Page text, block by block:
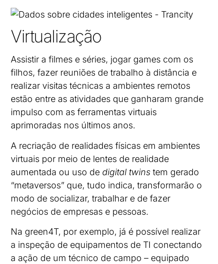
Virtualização
Assistir a filmes e séries, jogar games com os
filhos, fazer reuniões de trabalho à distância e
realizar visitas técnicas a ambientes remotos
estão entre as atividades que ganharam grande
impulso com as ferramentas virtuais
aprimoradas nos últimos anos.
A recriação de realidades físicas em ambientes
virtuais por meio de lentes de realidade
aumentada ou uso de digital twins tem gerado
“metaversos” que, tudo indica, transformarão o
modo de socializar, trabalhar e de fazer
negócios de empresas e pessoas.
Na green4T, por exemplo, já é possível realizar
a inspeção de equipamentos de TI conectando
a ação de um técnico de campo – equipado